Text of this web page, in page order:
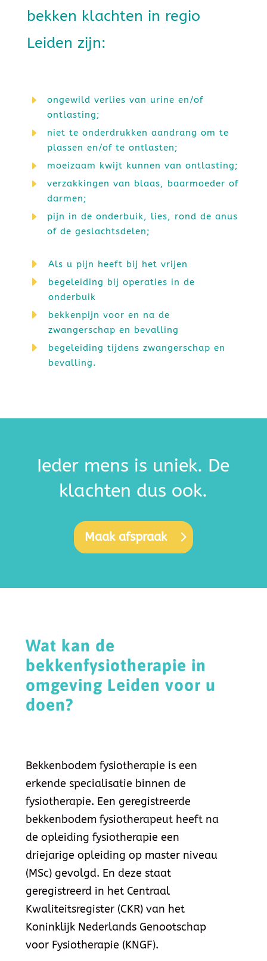
bekken klachten in regio
Leiden zijn:
E
ongewild verlies van urine en/of
ontlasting;
E
niet te onderdrukken aandrang om te
plassen en/of te ontlasten;
E moeizaam kwijt kunnen van ontlasting;
E
verzakkingen van blaas, baarmoeder of
darmen;
E
pijn in de onderbuik, lies, rond de anus
of de geslachtsdelen;
E Als u pijn heeft bij het vrijen
E
begeleiding bij operaties in de
onderbuik
E
bekkenpijn voor en na de
zwangerschap en bevalling
E
begeleiding tijdens zwangerschap en
bevalling.
Ieder mens is uniek. De
klachten dus ook.
Maak afspraak
Wat kan de
bekkenfysiotherapie in
omgeving Leiden voor u
doen?
Bekkenbodem fysiotherapie is een
erkende specialisatie binnen de
fysiotherapie. Een geregistreerde
bekkenbodem fysiotherapeut heeft na
de opleiding fysiotherapie een
driejarige opleiding op master niveau
(MSc) gevolgd. En deze staat
geregistreerd in het Centraal
Kwaliteitsregister (CKR) van het
Koninklijk Nederlands Genootschap
voor Fysiotherapie (KNGF).